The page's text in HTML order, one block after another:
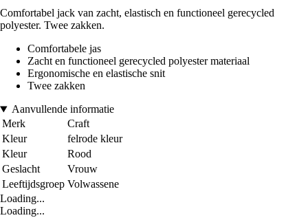
Comfortabel jack van zacht, elastisch en functioneel gerecycled
polyester. Twee zakken.
Comfortabele jas
Zacht en functioneel gerecycled polyester materiaal
Ergonomische en elastische snit
Twee zakken
Aanvullende informatie
Merk
Craft
Kleur
felrode kleur
Kleur
Rood
Geslacht
Vrouw
Leeftijdsgroep Volwassene
Loading...
Loading...